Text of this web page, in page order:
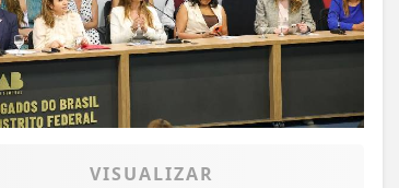
VISUALIZAR